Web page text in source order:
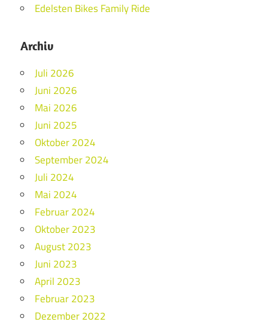
Edelsten Bikes Family Ride
Archiv
Juli 2026
Juni 2026
Mai 2026
Juni 2025
Oktober 2024
September 2024
Juli 2024
Mai 2024
Februar 2024
Oktober 2023
August 2023
Juni 2023
April 2023
Februar 2023
Dezember 2022